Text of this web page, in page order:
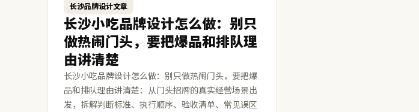
长沙品牌设计文章
长沙小吃品牌设计怎么做：别只
做热闹门头，要把爆品和排队理
由讲清楚
长沙小吃品牌设计怎么做：别只做热闹门头，要把爆
品和排队理由讲清楚：从门头招牌的真实经营场景出
发，拆解判断标准、执行顺序、验收清单、常见误区